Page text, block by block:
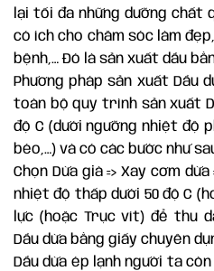
lại tối đa những dưỡng
có ích cho chăm sóc làm
bệnh,… Đó là sản xuất dầu
Phương pháp sản xuất Dầu
toàn bộ quy trình sản xuất
độ C (dưới ngưỡng nhiệt độ
béo,…) và có các bước như
Chọn Dừa già => Xay cơm
nhiệt độ thấp dưới 50 độ C
lực (hoặc Trục vít) để thu
Dầu dừa bằng giấy chuyên
Dầu dừa ép lạnh người ta